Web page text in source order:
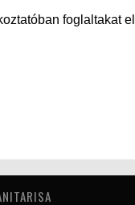
foglaltakat